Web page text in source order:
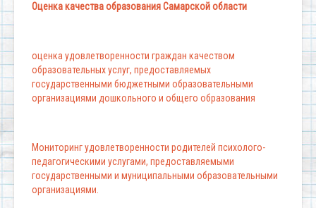
Оценка качества образования Самарской области
оценка удовлетворенности граждан качеством
образовательных услуг, предоставляемых
государственными бюджетными образовательными
организациями дошкольного и общего образования
Мониторинг удовлетворенности родителей психолого-
педагогическими услугами, предоставляемыми
государственными и муниципальными образовательными
организациями.